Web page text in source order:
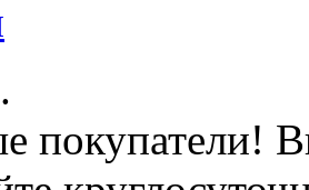
покупатели!